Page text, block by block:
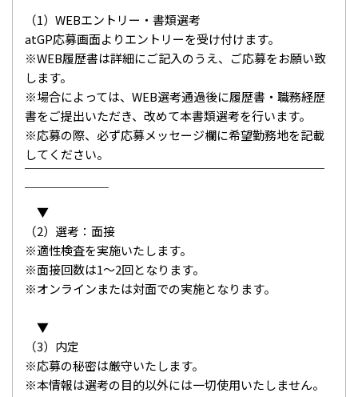
（1）WEBエントリー・書類選考
atGP応募画面よりエントリーを受け付けます。
※WEB履歴書は詳細にご記入のうえ、ご応募をお願い致
します。
※場合によっては、WEB選考通過後に履歴書・職務経歴
書をご提出いただき、改めて本書類選考を行います。
※応募の際、必ず応募メッセージ欄に希望勤務地を記載
してください。
￣￣￣￣￣￣￣￣￣￣￣￣￣￣￣￣￣￣￣￣￣￣￣￣￣
￣￣￣￣￣￣￣
▼
（2）選考：面接
※適性検査を実施いたします。
※面接回数は1～2回となります。
※オンラインまたは対面での実施となります。
▼
（3）内定
※応募の秘密は厳守いたします。
※本情報は選考の目的以外には一切使用いたしません。